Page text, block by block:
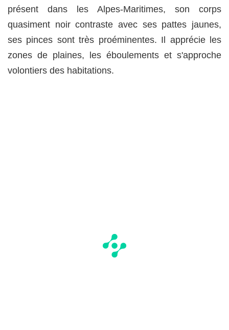
présent dans les Alpes-Maritimes, son corps
quasiment noir contraste avec ses pattes jaunes,
ses pinces sont très proéminentes. Il apprécie les
zones de plaines, les éboulements et s'approche
volontiers des habitations.